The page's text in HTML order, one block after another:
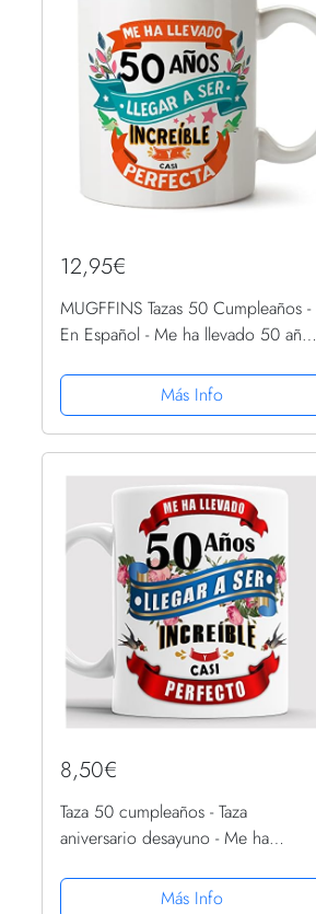
12,95€
MUGFFINS Tazas 50 Cumpleaños -
En Español - Me ha llevado 50 años
original y divertido
Más Info
8,50€
Taza 50 cumpleaños - Taza
aniversario desayuno - Me ha
increíble y casi perfecto (50 años)
Más Info